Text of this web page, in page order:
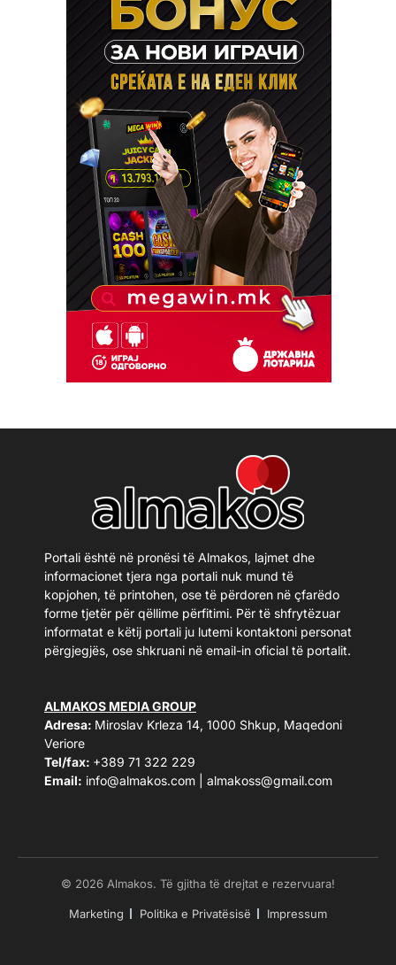
Portali është në pronësi të Almakos, lajmet dhe
informacionet tjera nga portali nuk mund të
kopjohen, të printohen, ose të përdoren në çfarëdo
forme tjetër për qëllime përfitimi. Për të shfrytëzuar
informatat e këtij portali ju lutemi kontaktoni personat
përgjegjës, ose shkruani në email-in oficial të portalit.
ALMAKOS MEDIA GROUP
Adresa: Miroslav Krleza 14, 1000 Shkup, Maqedoni
Veriore
Tel/fax: +389 71 322 229
Email: info@almakos.com almakoss@gmail.com
© 2026 Almakos. Të gjitha të drejtat e rezervuara!
Marketing Politika e Privatësisë Impressum